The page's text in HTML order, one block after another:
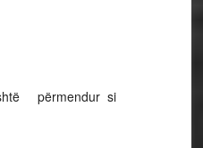
përmendur si